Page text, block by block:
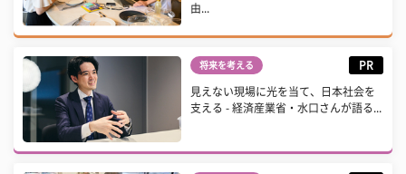
由...
将来を考える PR
見えない現場に光を当て、日本社会を
支える - 経済産業省・水口さんが語る...